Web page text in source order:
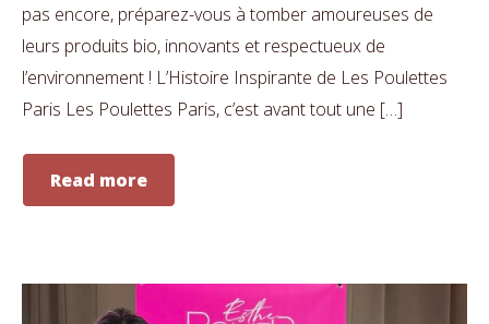
pas encore, préparez-vous à tomber amoureuses de
leurs produits bio, innovants et respectueux de
l’environnement ! L’Histoire Inspirante de Les Poulettes
Paris Les Poulettes Paris, c’est avant tout une […]
Read more